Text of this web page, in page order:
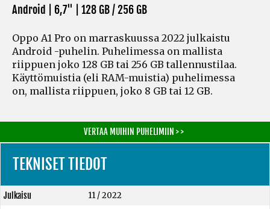
Android | 6,7" | 128 GB / 256 GB
Oppo A1 Pro on marraskuussa 2022 julkaistu
Android -puhelin. Puhelimessa on mallista
riippuen joko 128 GB tai 256 GB tallennustilaa.
Käyttömuistia (eli RAM-muistia) puhelimessa
on, mallista riippuen, joko 8 GB tai 12 GB.
VERTAA MUIHIN PUHELIMIIN > >
TEKNISET TIEDOT
Julkaisu
11 / 2022